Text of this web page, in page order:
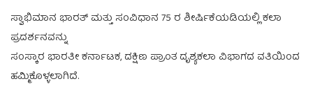
ಸ್ವಾಭಿಮಾನ ಭಾರತ್ ಮತ್ತು ಸಂವಿಧಾನ 75 ರ ಶೀರ್ಷಿಕೆಯಡಿಯಲ್ಲಿ ಕಲಾ
ಪ್ರದರ್ಶನವನ್ನು
ಸಂಸ್ಕಾರ ಭಾರತೀ ಕರ್ನಾಟಕ, ದಕ್ಷಿಣ ಪ್ರಾಂತ ದೃಶ್ಯಕಲಾ ವಿಭಾಗದ ವತಿಯಿಂದ
ಹಮ್ಮಿಕೊಳ್ಳಲಾಗಿದೆ.